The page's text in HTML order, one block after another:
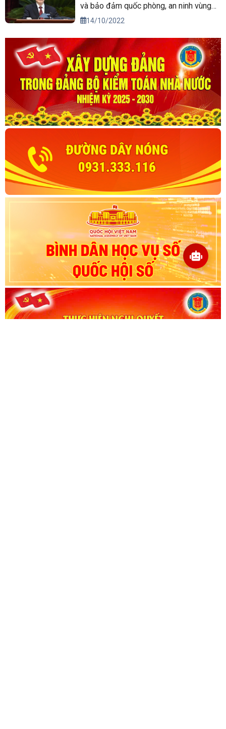
và bảo đảm quốc phòng, an ninh vùng
Tây Nguyên đến năm 2030, tầm nhìn
14/10/2022